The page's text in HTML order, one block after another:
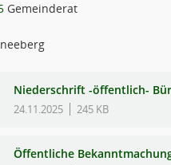
Gemeinderat
Niederschrift -öffentlich-
24.11.2025 245 KB
Öffentliche